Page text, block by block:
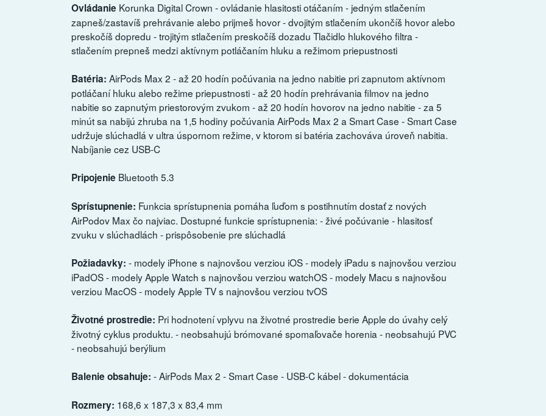
Ovládanie Korunka Digital Crown - ovládanie hlasitosti otáčaním - jedným stlačením
zapneš/zastavíš prehrávanie alebo prijmeš hovor - dvojitým stlačením ukončíš hovor alebo
preskočíš dopredu - trojitým stlačením preskočíš dozadu Tlačidlo hlukového filtra -
stlačením prepneš medzi aktívnym potláčaním hluku a režimom priepustnosti
Batéria: AirPods Max 2 - až 20 hodín počúvania na jedno nabitie pri zapnutom aktívnom
potláčaní hluku alebo režime priepustnosti - až 20 hodín prehrávania filmov na jedno
nabitie so zapnutým priestorovým zvukom - až 20 hodín hovorov na jedno nabitie - za 5
minút sa nabijú zhruba na 1,5 hodiny počúvania AirPods Max 2 a Smart Case - Smart Case
udržuje slúchadlá v ultra úspornom režime, v ktorom si batéria zachováva úroveň nabitia.
Nabíjanie cez USB-C
Pripojenie Bluetooth 5.3
Sprístupnenie: Funkcia sprístupnenia pomáha ľuďom s postihnutím dostať z nových
AirPodov Max čo najviac. Dostupné funkcie sprístupnenia: - živé počúvanie - hlasitosť
zvuku v slúchadlách - prispôsobenie pre slúchadlá
Požiadavky: - modely iPhone s najnovšou verziou iOS - modely iPadu s najnovšou verziou
iPadOS - modely Apple Watch s najnovšou verziou watchOS - modely Macu s najnovšou
verziou MacOS - modely Apple TV s najnovšou verziou tvOS
Životné prostredie: Pri hodnotení vplyvu na životné prostredie berie Apple do úvahy celý
životný cyklus produktu. - neobsahujú brómované spomaľovače horenia - neobsahujú PVC
- neobsahujú berýlium
Balenie obsahuje: - AirPods Max 2 - Smart Case - USB-C kábel - dokumentácia
Rozmery: 168,6 x 187,3 x 83,4 mm